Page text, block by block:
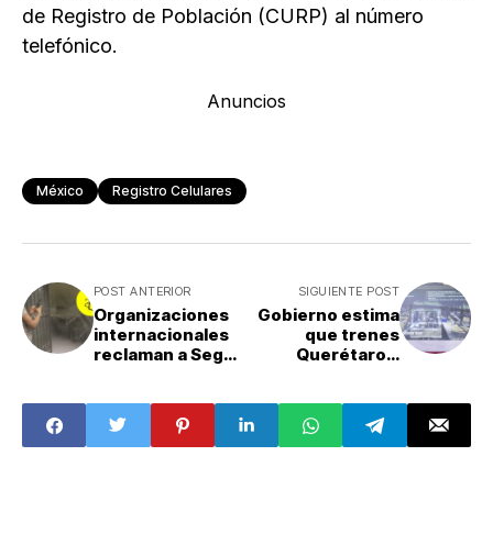
de Registro de Población (CURP) al número
telefónico.
Anuncios
México Registro Celulares
POST ANTERIOR
Organizaciones
internacionales
reclaman a Segob
SIGUIENTE POST
Gobierno estima
que trenes
Querétaro y